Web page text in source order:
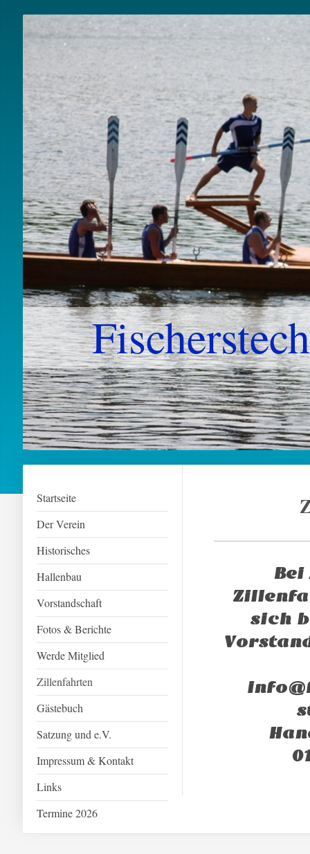
Startseite
Der Verein
Historisches
Hallenbau
Vorstandschaft
Fotos & Berichte
Werde Mitglied
Zillenfahrten
Gästebuch
Satzung und e.V.
Impressum & Kontakt
Links
Termine 2026
sich